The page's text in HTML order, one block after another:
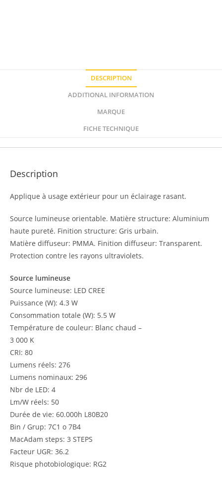
DESCRIPTION
ADDITIONAL INFORMATION
MARQUE
FICHE TECHNIQUE
Description
Applique à usage extérieur pour un éclairage rasant.
Source lumineuse orientable. Matière structure: Aluminium
haute pureté. Finition structure: Gris urbain.
Matière diffuseur: PMMA. Finition diffuseur: Transparent.
Protection contre les rayons ultraviolets.
Source lumineuse
Source lumineuse: LED CREE
Puissance (W): 4.3 W
Consommation totale (W): 5.5 W
Température de couleur: Blanc chaud –
3 000 K
CRI: 80
Lumens réels: 276
Lumens nominaux: 296
Nbr de LED: 4
Lm/W réels: 50
Durée de vie: 60.000h L80B20
Bin / Grup: 7C1 o 7B4
MacAdam steps: 3 STEPS
Facteur UGR: 36.2
Risque photobiologique: RG2